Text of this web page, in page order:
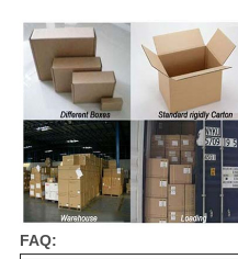
FAQ: